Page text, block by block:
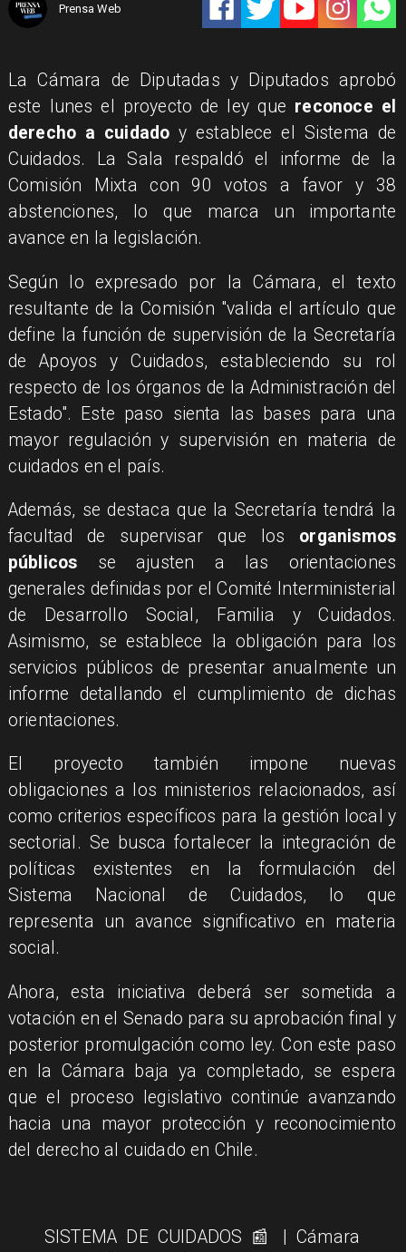
Prensa Web
La Cámara de Diputadas y Diputados aprobó
este lunes el proyecto de ley que reconoce el
derecho a cuidado y establece el Sistema de
Cuidados. La Sala respaldó el informe de la
Comisión Mixta con 90 votos a favor y 38
abstenciones, lo que marca un importante
avance en la legislación.
Según lo expresado por la Cámara, el texto
resultante de la Comisión "valida el artículo que
define la función de supervisión de la Secretaría
de Apoyos y Cuidados, estableciendo su rol
respecto de los órganos de la Administración del
Estado". Este paso sienta las bases para una
mayor regulación y supervisión en materia de
cuidados en el país.
Además, se destaca que la Secretaría tendrá la
facultad de supervisar que los organismos
públicos se ajusten a las orientaciones
generales definidas por el Comité Interministerial
de Desarrollo Social, Familia y Cuidados.
Asimismo, se establece la obligación para los
servicios públicos de presentar anualmente un
informe detallando el cumplimiento de dichas
orientaciones.
El proyecto también impone nuevas
obligaciones a los ministerios relacionados, así
como criterios específicos para la gestión local y
sectorial. Se busca fortalecer la integración de
políticas existentes en la formulación del
Sistema Nacional de Cuidados, lo que
representa un avance significativo en materia
social.
Ahora, esta iniciativa deberá ser sometida a
votación en el Senado para su aprobación final y
posterior promulgación como ley. Con este paso
en la Cámara baja ya completado, se espera
que el proceso legislativo continúe avanzando
hacia una mayor protección y reconocimiento
del derecho al cuidado en Chile.
SISTEMA DE CUIDADOS 📰 | Cámara